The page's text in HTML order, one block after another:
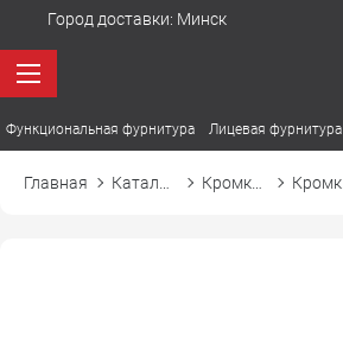
Город доставки: Минск
Функциональная фурнитура Лицевая фурнитура
Главная